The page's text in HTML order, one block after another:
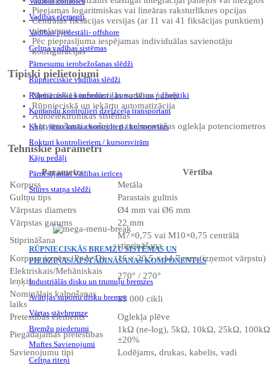
Vadības elementi
Vadības pjedestāli- offshore
Celtņa vadības sistēmas
Pārnesumu ierobežošanas slēdži
Rūpnieciskie vadības slēdži
Rūpnieciskie kontrolieri / kursorsviras / džoistiki
Komandu kontrolieri dzelzceļa transportam
Kuģi, jūras kruīza kontrolieri / kursorsviras
Rokturi kontrolieriem / kursorsvirām
Kāju pedāļi
Pārnēsājamas vadības ierīces
Stūres statņa slēdži
RŪPNIECISKĀS BREMŽU SISTĒMAS UN
PIEDZIŅAS/APSTĀDINĀŠANAS KOMPONENTES
Industriālās disku un trumuļu bremzes
Avārijas suportu disku bremze
Vērtas stāvbremze
Bremžu piederumi
Muftes Savienojumi
Celtņa riteņi
Pieejamas logaritmiskas vai lineāras raksturlīknes opcijas
Centrālās fiksācijas versijas (ar 11 vai 41 fiksācijas punktiem)
pieejamas
Pēc pieprasījuma iespējamas individuālas savienotāju
konfigurācijas
Tipiski pielietojumi
Mehāniskās inženierijas vadības paneļi
Rūpnieciskā un iekārtu automatizācija
Autoelektronikas sistēmas
Aizvietošanai esošajos paneļmontāžas oglekļa potenciometros
Tehniskie parametri
Parametrs
Vērtība
Korpuss
Metāla
Gultņu tips
Parastais gultnis
Vārpstas diametrs
Ø4 mm vai Ø6 mm
Vārpstas garums
22 mm
Stiprināšana
M7×0,75 vai M10×0,75 centrālā
stiprināšana
Korpusa izmērs (P×A×D)
16 × 20,5 × 14,7 mm (izņemot vārpstu)
Elektriskais/Mehāniskais
leņķis
270° / 270°
Nominālais kalpošanas
laiks
15 000 cikli
Pretestības elements
Oglekļa plēve
Piegādājamās pretestības
1kΩ (ne-log), 5kΩ, 10kΩ, 25kΩ, 100kΩ
±20%
Savienojumu tipi
Lodējams, drukas, kabelis, vadi